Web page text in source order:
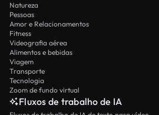
Natureza
Pessoas
Amor e Relacionamentos
Fitness
Videografia aérea
Alimentos e bebidas
Viagem
Transporte
Tecnologia
Zoom de fundo virtual
Fluxos de trabalho de IA